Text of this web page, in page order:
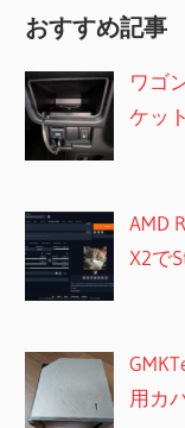
ジ
送
り
おすすめ記事
ワゴ
ケッ
AMD
X2で
用カ